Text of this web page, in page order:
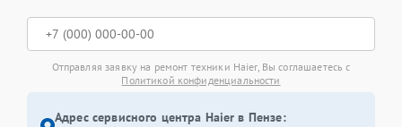
Отправляя заявку на ремонт техники Haier, Вы соглашаетесь с
Политикой конфиденциальности
Адрес сервисного центра Haier в Пензе: